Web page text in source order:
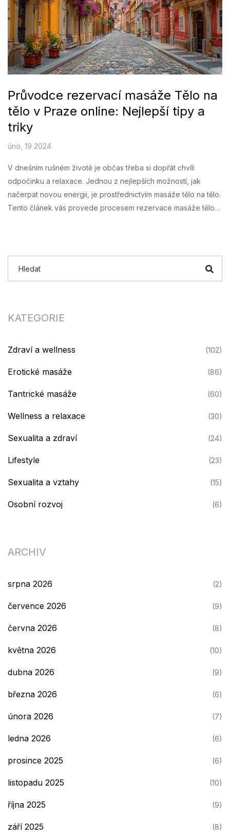
Průvodce rezervací masáže Tělo na
tělo v Praze online: Nejlepší tipy a
triky
úno, 19 2024
V dnešním rušném životě je občas třeba si dopřát chvíli
odpočinku a relaxace. Jednou z nejlepších možností, jak
načerpat novou energii, je prostřednictvím masáže tělo na tělo.
Tento článek vás provede procesem rezervace masáže tělo
KATEGORIE
Zdraví a wellness (102)
Erotické masáže (86)
Tantrické masáže (60)
Wellness a relaxace (30)
Sexualita a zdraví (24)
Lifestyle (23)
Sexualita a vztahy (15)
Osobní rozvoj (6)
ARCHIV
srpna 2026 (2)
července 2026 (9)
června 2026 (8)
května 2026 (10)
dubna 2026 (9)
března 2026 (6)
února 2026 (7)
ledna 2026 (6)
prosince 2025 (6)
listopadu 2025 (10)
října 2025 (9)
září 2025 (8)